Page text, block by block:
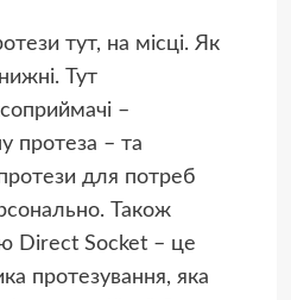
тут, на місці. Як
Тут
–
протеза – та
для потреб
Також
Direct Socket – це
протезування, яка